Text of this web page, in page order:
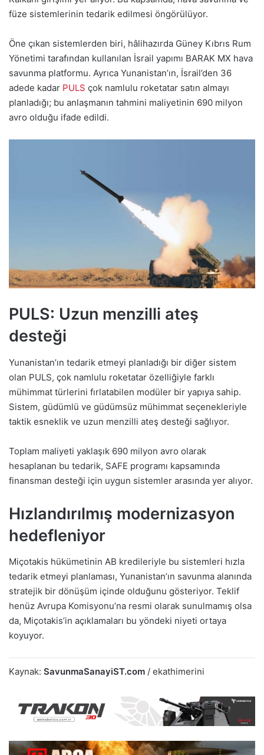
füze sistemlerinin tedarik edilmesi öngörülüyor.
Öne çıkan sistemlerden biri, hâlihazırda Güney Kıbrıs Rum
Yönetimi tarafından kullanılan İsrail yapımı BARAK MX hava
savunma platformu. Ayrıca Yunanistan’ın, İsrail’den 36
adede kadar PULS çok namlulu roketatar satın almayı
planladığı; bu anlaşmanın tahmini maliyetinin 690 milyon
avro olduğu ifade edildi.
PULS: Uzun menzilli ateş
desteği
Yunanistan’ın tedarik etmeyi planladığı bir diğer sistem
olan PULS, çok namlulu roketatar özelliğiyle farklı
mühimmat türlerini fırlatabilen modüler bir yapıya sahip.
Sistem, güdümlü ve güdümsüz mühimmat seçenekleriyle
taktik esneklik ve uzun menzilli ateş desteği sağlıyor.
Toplam maliyeti yaklaşık 690 milyon avro olarak
hesaplanan bu tedarik, SAFE programı kapsamında
finansman desteği için uygun sistemler arasında yer alıyor.
Hızlandırılmış modernizasyon
hedefleniyor
Miçotakis hükümetinin AB kredileriyle bu sistemleri hızla
tedarik etmeyi planlaması, Yunanistan’ın savunma alanında
stratejik bir dönüşüm içinde olduğunu gösteriyor. Teklif
henüz Avrupa Komisyonu’na resmi olarak sunulmamış olsa
da, Miçotakis’in açıklamaları bu yöndeki niyeti ortaya
koyuyor.
Kaynak: SavunmaSanayiST.com / ekathimerini